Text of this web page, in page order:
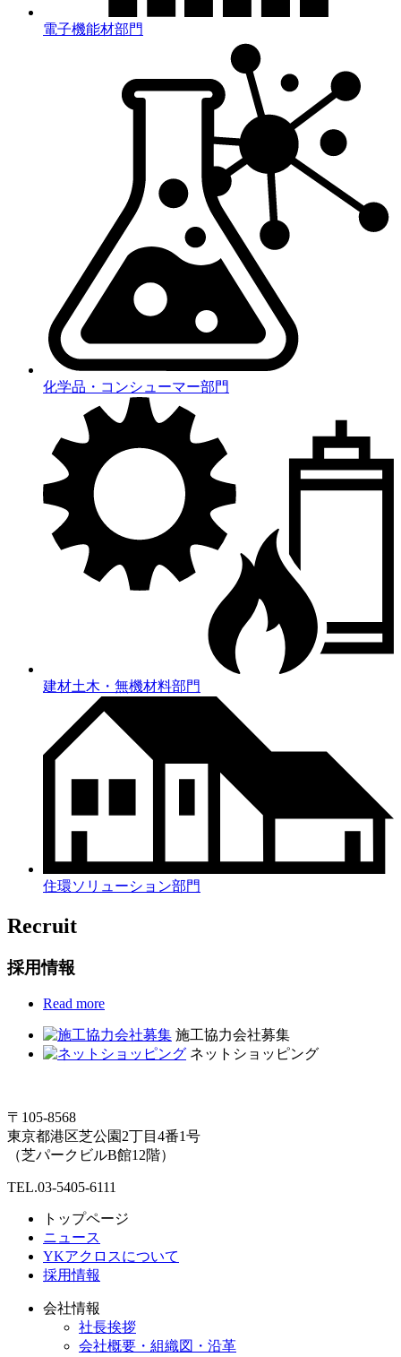
電子機能材部門
化学品・コンシューマー部門
建材土木・無機材料部門
住環ソリューション部門
Recruit
採用情報
Read more
施工協力会社募集
ネットショッピング
〒105-8568
東京都港区芝公園2丁目4番1号
（芝パークビルB館12階）
TEL.03-5405-6111
トップページ
ニュース
YKアクロスについて
採用情報
会社情報
社長挨拶
会社概要・組織図・沿革